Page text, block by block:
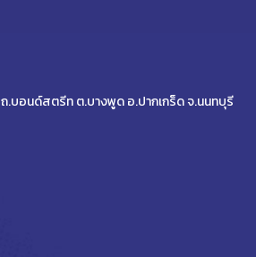
.บอนด์สตรีท ต.บางพูด อ.ปากเกร็ด จ.นนทบุรี